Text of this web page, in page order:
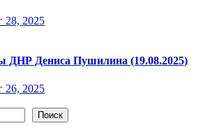
28, 2025
ДНР Дениса Пушилина (19.08.2025)
26, 2025
Поиск